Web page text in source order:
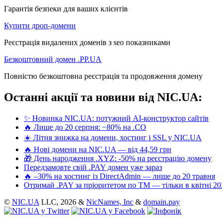
Гарантія безпеки для ваших клієнтів
Купити дроп-домени
Реєстрація видалених доменів з seo показниками
Безкоштовний домен .PP.UA
Повністю безкоштовна реєстрація та продовження домену
Останні акції та новини від NIC.UA:
✨ Новинка NIC.UA: потужний AI-конструктор сайтів
🔥 Лише до 20 серпня: −80% на .CO
☀️ Літня знижка на домени, хостинг і SSL у NIC.UA
🔥 Нові домени на NIC.UA — від 44,59 грн
🎁 День народження .XYZ: -50% на реєстрацію домену
Передзамовте свій .PAY домен уже зараз
🔥 –30% на хостинг із DirectAdmin — лише до 20 травня
Отримай .PAY за пріоритетом по ТМ — тільки в квітні
© NIC.UA LLC, 2026 & NicNames, Inc & domain.pay